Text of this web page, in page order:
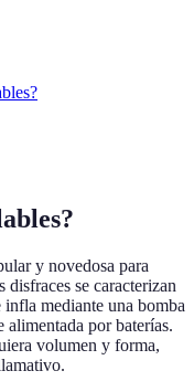
y novedosa para
disfraces se caracterizan
infla mediante una bomba
alimentada por baterías.
volumen y forma,